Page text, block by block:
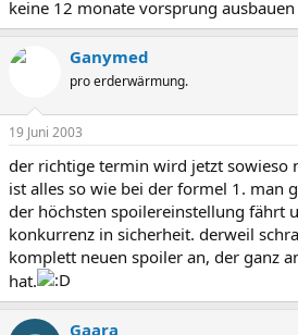
keine 12 monate vorsprung
Ganymed
pro erderwärmung.
19 Juni 2003
der richtige termin wird jetzt sowieso
ist alles so wie bei der formel 1. man
der höchsten spoilereinstellung fährt
konkurrenz in sicherheit. derweil
komplett neuen spoiler an, der ganz
hat.
Gaara